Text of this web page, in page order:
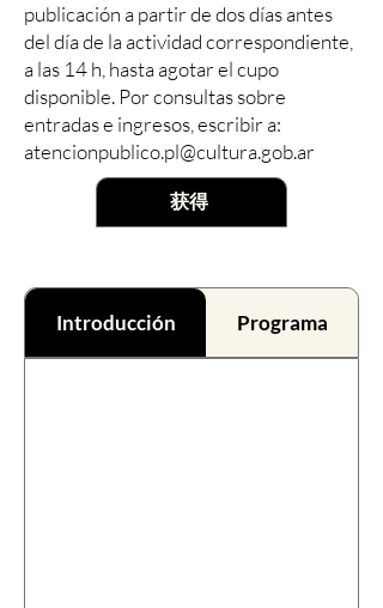
publicación a partir de dos días antes
del día de la actividad correspondiente,
a las 14 h, hasta agotar el cupo
disponible. Por consultas sobre
entradas e ingresos, escribir a:
atencionpublico.pl@cultura.gob.ar
获得
Introducción Programa